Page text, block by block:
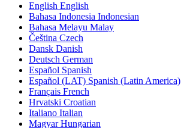
English English
Bahasa Indonesia Indonesian
Bahasa Melayu Malay
Čeština Czech
Dansk Danish
Deutsch German
Español Spanish
Español (LAT) Spanish (Latin America)
Français French
Hrvatski Croatian
Italiano Italian
Magyar Hungarian